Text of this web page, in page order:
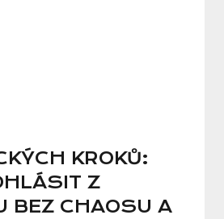
KROKŮ:
Z
BEZ CHAOSU A